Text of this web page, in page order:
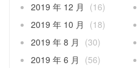
2019 年 12 月
(16)
2019 年 10 月
(18)
2019 年 8 月
(30)
2019 年 6 月
(56)